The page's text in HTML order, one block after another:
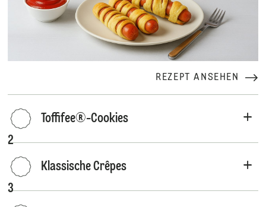
REZEPT ANSEHEN
2
Toffifee®-Cookies
3
Klassische Crêpes